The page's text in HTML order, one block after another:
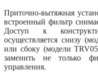
Приточно-вытяжная
встроенный фильтр
Доступ к
осуществляется снизу
или сбоку (модели
заменить не только
управления.